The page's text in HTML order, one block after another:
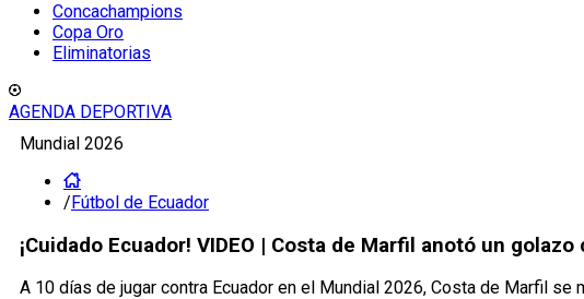
Concachampions
Copa Oro
Eliminatorias
AGENDA DEPORTIVA
Mundial 2026
/Fútbol de Ecuador
¡Cuidado Ecuador! VIDEO | Costa de Marfil anotó un
A 10 días de jugar contra Ecuador en el Mundial 2026, Costa de Marfil se